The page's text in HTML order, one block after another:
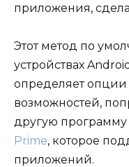
приложения,
Этот метод по
устройствах
определяет опции
возможностей,
другую программу
Prime, которое
приложений.